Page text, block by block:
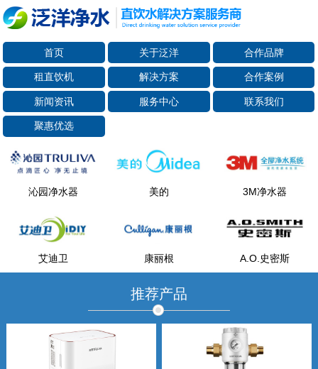
首页 关于泛洋 合作品牌
租直饮机 解决方案 合作案例
新闻资讯 服务中心 联系我们
聚惠优选
沁园净水器 美的 3M净水器
艾迪卫 康丽根 A.O.史密斯
推荐产品